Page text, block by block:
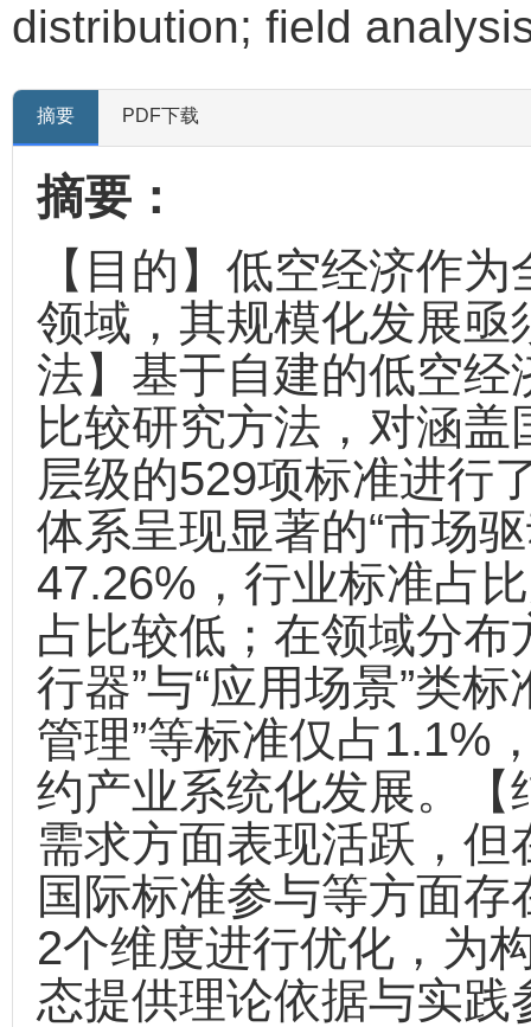
distribution; field
摘要 PDF下载
摘要：
【目的】低空经济作
领域，其规模化发展
法】基于自建的低空
比较研究方法，对涵
层级的529项标准进行
体系呈现显著的“市场
47.26%，行业标准占
占比较低；在领域分布
行器”与“应用场景”类
管理”等标准仅占1.1%
约产业系统化发展。
需求方面表现活跃，
国际标准参与等方面
2个维度进行优化，为
态提供理论依据与实践